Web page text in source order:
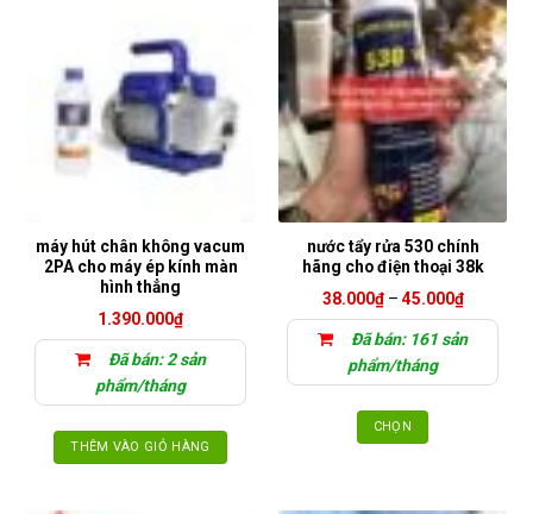
nhiều
biến
thể.
Các
tùy
chọn
có
thể
được
chọn
trên
trang
sản
phẩm
máy hút chân không vacum
2PA cho máy ép kính màn
hình thẳng
1.390.000₫
Đã bán: 2 sản
phẩm/tháng
THÊM VÀO GIỎ HÀNG
nước tẩy rửa 530 chính
hãng cho điện thoại 38k
38.000₫ – 45.000₫Khoảng
giá:
38.000₫
Đã bán: 161 sản
phẩm/tháng
CHỌN